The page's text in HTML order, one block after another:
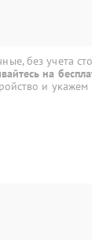
без учета
на
и укажем